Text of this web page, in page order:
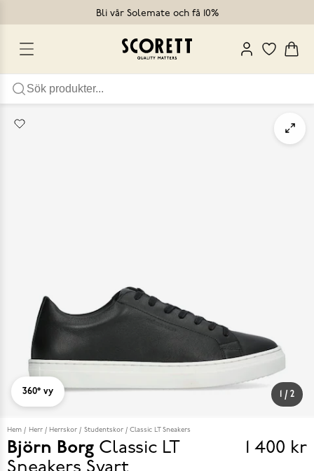
Bli vår Solemate och få 10%
/ 2
360° vy
Hem Herr Herrskor Studentskor Classic LT Sneakers
Björn Borg Classic LT
Pris
1 400 kr